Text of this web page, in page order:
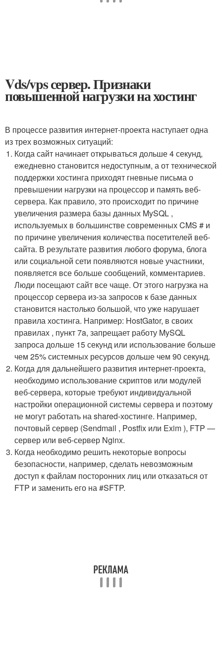
Vds/vps сервер. Признаки
повышенной нагрузки на хостинг
В процессе развития интернет-проекта наступает одна
из трех возможных ситуаций:
Когда сайт начинает открываться дольше 4 секунд,
ежедневно становится недоступным, а от технической
поддержки хостинга приходят гневные письма о
превышении нагрузки на процессор и память веб-
сервера. Как правило, это происходит по причине
увеличения размера базы данных MySQL ,
используемых в большинстве современных CMS # и
по причине увеличения количества посетителей веб-
сайта. В результате развития любого форума, блога
или социальной сети появляются новые участники,
появляется все больше сообщений, комментариев.
Люди посещают сайт все чаще. От этого нагрузка на
процессор сервера из-за запросов к базе данных
становится настолько большой, что уже нарушает
правила хостинга. Например: HostGator, в своих
правилах , пункт 7a, запрещает работу MySQL
запроса дольше 15 секунд или использование больше
чем 25% системных ресурсов дольше чем 90 секунд.
Когда для дальнейшего развития интернет-проекта,
необходимо использование скриптов или модулей
веб-сервера, которые требуют индивидуальной
настройки операционной системы сервера и поэтому
не могут работать на shared-хостинге. Например,
почтовый сервер (Sendmail , Postfix или Exim ), FTP —
сервер или веб-сервер Nginx.
Когда необходимо решить некоторые вопросы
безопасности, например, сделать невозможным
доступ к файлам посторонних лиц или отказаться от
FTP и заменить его на #SFTP.